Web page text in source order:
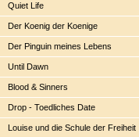
Quiet Life
Der Koenig der Koenige
Der Pinguin meines Lebens
Until Dawn
Blood & Sinners
Drop - Toedliches Date
Louise und die Schule der Freiheit